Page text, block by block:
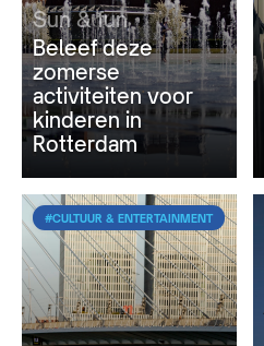
Sun & fun
Beleef deze
zomerse
activiteiten voor
kinderen in
Rotterdam
#CULTUUR & ENTERTAINMENT